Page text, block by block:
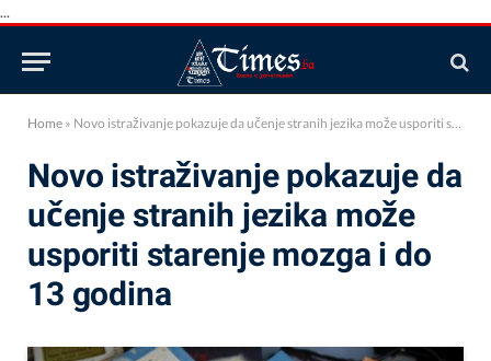
...
Home » Novo istraživanje pokazuje da učenje stranih jezika može usporiti starenje mozga i do 13 godina
Novo istraživanje pokazuje da
učenje stranih jezika može
usporiti starenje mozga i do
13 godina